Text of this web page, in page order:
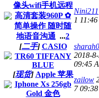
像头wifi手机远程
高清套装960P ✿
简单操作 随时随
地语音沟通 ...2
Nini211
1
[二手] CASIO
TR60 TIFFANY
BLUE
2018-
09:45
[现货] Apple 苹果
Iphone Xs 256gb
Gold 金色
zailow
7